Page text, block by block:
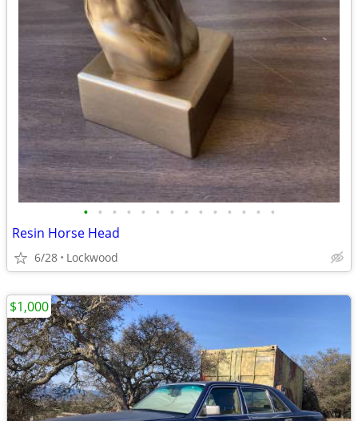
• • • • • • • • • • • • • •
Resin Horse Head
6/28 Lockwood
$1,000